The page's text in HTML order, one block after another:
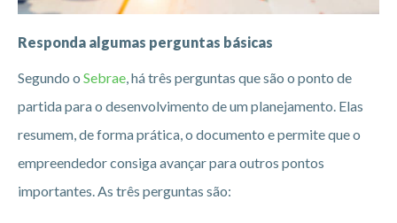
Responda algumas perguntas básicas
Segundo o Sebrae, há três perguntas que são o ponto de
partida para o desenvolvimento de um planejamento. Elas
resumem, de forma prática, o documento e permite que o
empreendedor consiga avançar para outros pontos
importantes. As três perguntas são: